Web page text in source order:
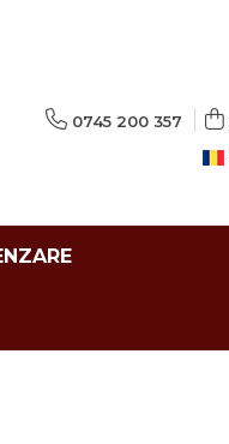
0745 200 357